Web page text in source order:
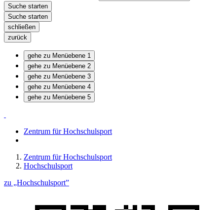
schließen
zurück
gehe zu Menüebene 1
gehe zu Menüebene 2
gehe zu Menüebene 3
gehe zu Menüebene 4
gehe zu Menüebene 5
Zentrum für Hochschulsport
Zentrum für Hochschulsport
Hochschulsport
zu „Hochschulsport”